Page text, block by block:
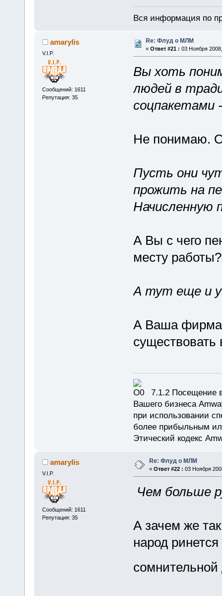
Вся информация по
amarylis
V.I.P.
Сообщений: 1611
Репутация: 35
Re: Флуд о МЛМ
« Ответ #21 : 03 Ноября
Вы хоть
людей в
соцпакетами
Не понимаю.
Пусть они
прожить на
Начисленную
А Вы с чего
месту работы?
А тут еще и
А Ваша фирма
существовать
7.1.2 Посещение
Вашего бизнеса
при использовании
более прибыльным
Этический кодекс
amarylis
V.I.P.
Сообщений: 1611
Репутация: 35
Re: Флуд о МЛМ
« Ответ #22 : 03 Ноября
Чем больше
А зачем же
народ